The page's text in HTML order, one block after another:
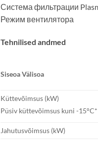
Система фильтрации
Режим вентилятора
Tehnilised andmed
SiseoaVälisoa
Küttevõimsus (kW)
Püsiv küttevõimsus kuni -
Jahutusvõimsus (kW)